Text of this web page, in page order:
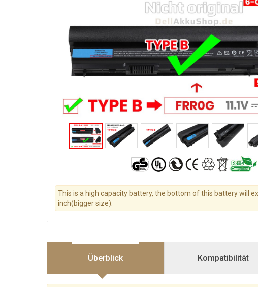
This is a high capacity battery, the bottom of this battery will
inch(bigger size).
Überblick Kompatibilität